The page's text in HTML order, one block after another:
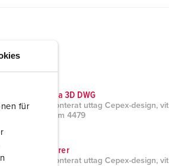
für
CAD data 3D DWG
Panelmonterat uttag Cepex-design, vit
aluminium 4479
Broschyrer
Panelmonterat uttag Cepex-design, vit